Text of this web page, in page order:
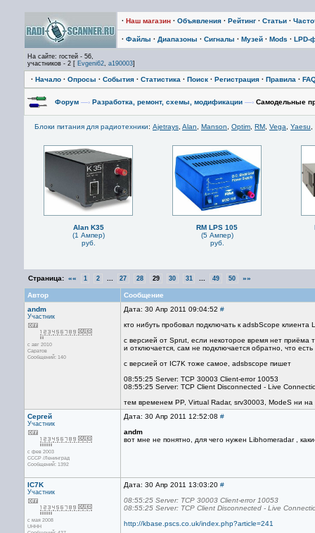
· Наш магазин · Объявления · Рейтинг · Статьи ·
· Файлы · Диапазоны · Сигналы · Музей · Mods · LPD-
На сайте: гостей - 56,
участников - 2 [ Evgeni62, a190003]
· Начало · Опросы · События · Статистика · Поиск · Регистрация · Правила ·
Форум —› Разработка, ремонт, схемы, модификации —› Самодельные
Блоки питания для радиотехники: Ajetrays Alan Manson Optim RM Vega Yaesu
Alan K35
(1 Ампер)
руб.
RM LPS 105
(5 Ампер)
руб.
Страница: «« 1 2 27 28 29 30 31 49 50 »»
Автор
Сообщение
andm
Участник
с авг 2010
Саратов
Сообщений: 140
Дата: 30 Апр 2011 09:04:52 #
кто нибуть пробовал подключать к adsbScope клиента
с версией от Sprut, если некоторое время нет приёма
и отключается, сам не подключается обратно, что есть
с версией от IC7K тоже самое, adsbscope пишет
08:55:25 Server: TCP 30003 Client-error 10053
08:55:25 Server: TCP Client Disconnected - Live
тем временем PP, Virtual Radar, srv30003, ModeS ни
Сергей
Участник
с фев 2003
СССР /Ленинград
Сообщений: 1392
Дата: 30 Апр 2011 12:52:08 #
andm
вот мне не понятно, для чего нужен Libhomeradar ,
IC7K
Участник
с мая 2008
UHHH
Дата: 30 Апр 2011 13:03:20 #
08:55:25 Server: TCP 30003 Client-error 10053
08:55:25 Server: TCP Client Disconnected - Live
http://kbase.pscs.co.uk/index.php?article=241